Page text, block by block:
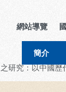
網站導覽
簡介
研究：以中國